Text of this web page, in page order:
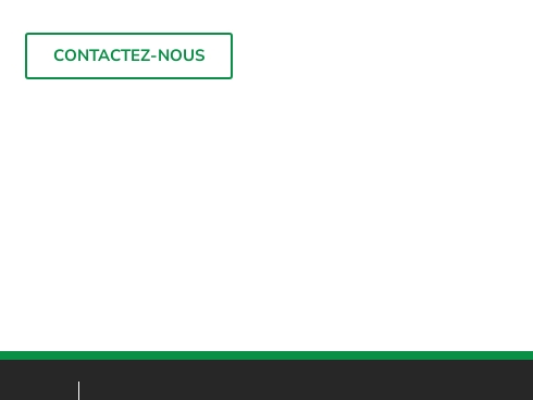
CONTACTEZ-NOUS